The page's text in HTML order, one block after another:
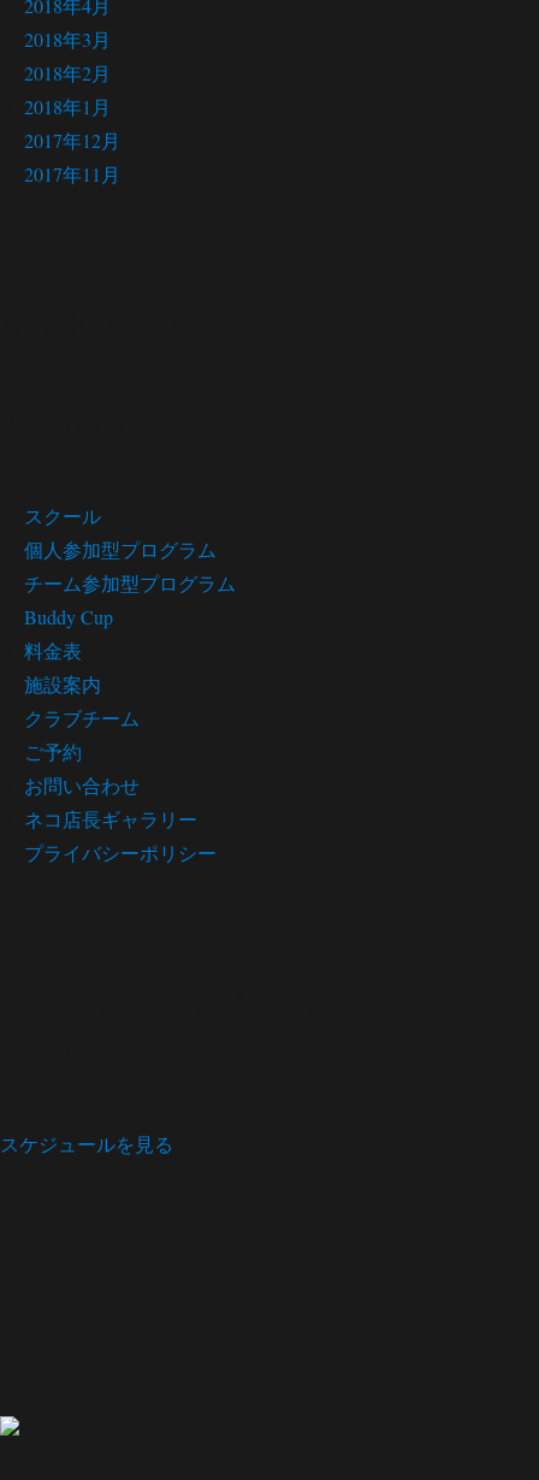
2018年4月
2018年3月
2018年2月
2018年1月
2017年12月
2017年11月
スクール
個人参加型プログラム
チーム参加型プログラム
Buddy Cup
料金表
施設案内
クラブチーム
ご予約
お問い合わせ
ネコ店長ギャラリー
プライバシーポリシー
スケジュールを見る